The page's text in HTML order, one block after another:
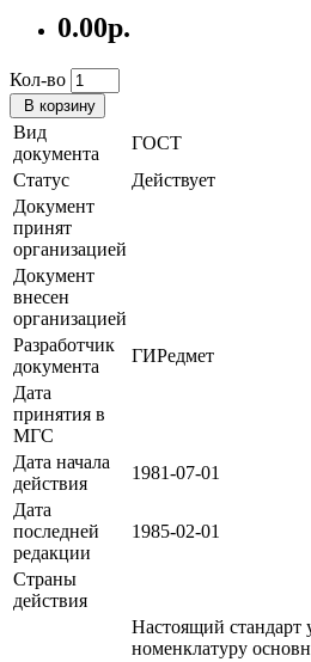
0.00р.
Кол-во
В корзину
Вид
документа
ГОСТ
Статус
Действует
Документ
принят
организацией
Документ
внесен
организацией
Разработчик
документа
ГИРедмет
Дата
принятия в
МГС
Дата начала
действия
1981-07-01
Дата
последней
редакции
1985-02-01
Страны
действия
Настоящий стандарт
номенклатуру